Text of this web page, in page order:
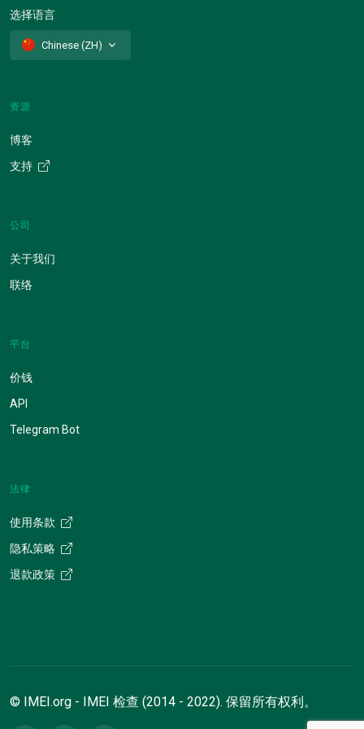
选择语言
Chinese (ZH)
资源
博客
支持
公司
关于我们
联络
平台
价钱
API
Telegram Bot
法律
使用条款
隐私策略
退款政策
© IMEI.org - IMEI 检查 (2014 - 2022). 保留所有权利。